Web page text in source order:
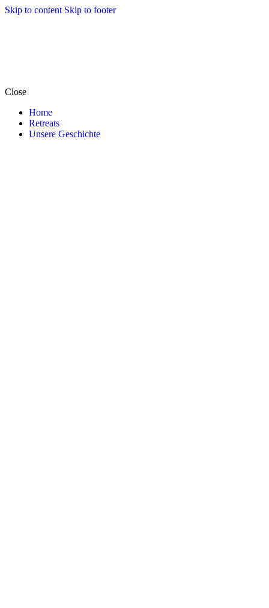
Skip to content Skip to footer
Close
Home
Retreats
Unsere Geschichte